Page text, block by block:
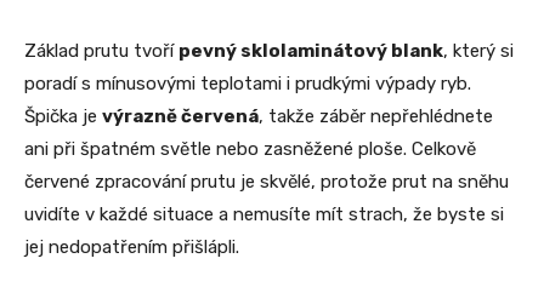
Základ prutu tvoří pevný sklolaminátový blank, který si
poradí s mínusovými teplotami i prudkými výpady ryb.
Špička je výrazně červená, takže záběr nepřehlédnete
ani při špatném světle nebo zasněžené ploše. Celkově
červené zpracování prutu je skvělé, protože prut na sněhu
uvidíte v každé situace a nemusíte mít strach, že byste si
jej nedopatřením přišlápli.